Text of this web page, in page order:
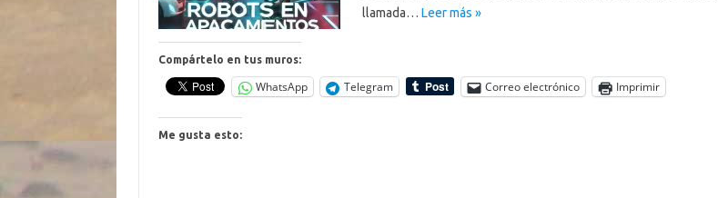
llamada… Leer más »
Compártelo en tus muros:
WhatsApp Telegram Correo electrónico Imprimir
Me gusta esto: